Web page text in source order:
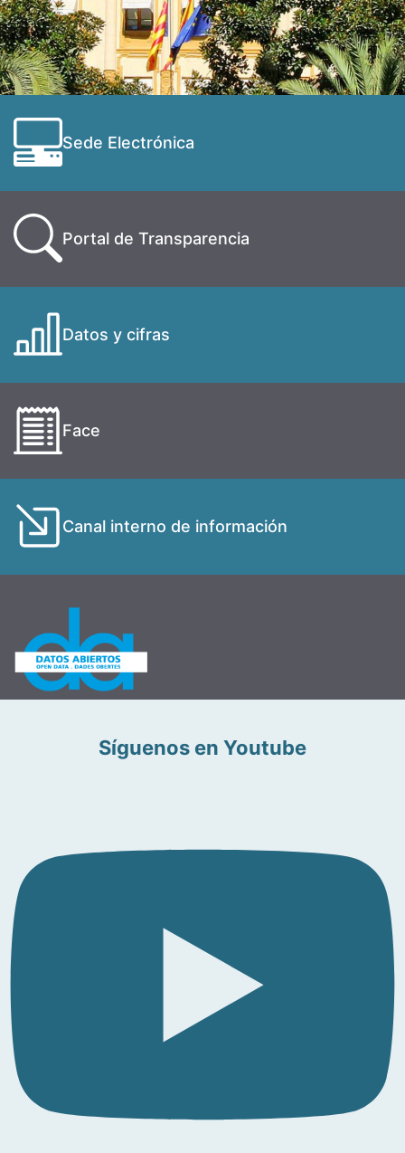
Sede Electrónica
Portal de Transparencia
Datos y cifras
Face
Canal interno de información
Síguenos en Youtube